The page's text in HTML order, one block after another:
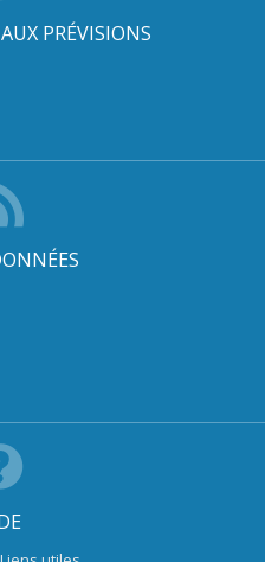
PRÉVISIONS